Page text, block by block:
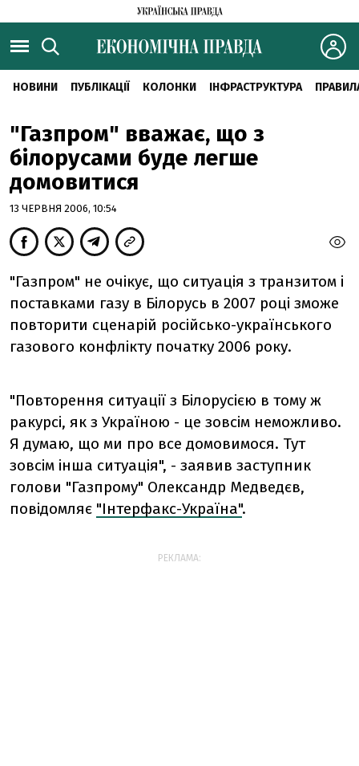
НОВИНИ ПУБЛІКАЦІЇ КОЛОНКИ ІНФРАСТРУКТУРА
"Газпром" вважає, що з
білорусами буде легше
домовитися
13 ЧЕРВНЯ 2006, 10:54
"Газпром" не очікує, що ситуація з транзитом і
поставками газу в Білорусь в 2007 році зможе
повторити сценарій російсько-українського
газового конфлікту початку 2006 року.
"Повторення ситуації з Білорусією в тому ж
ракурсі, як з Україною - це зовсім неможливо.
Я думаю, що ми про все домовимося. Тут
зовсім інша ситуація", - заявив заступник
голови "Газпрому" Олександр Медведєв,
повідомляє "Інтерфакс-Україна".
РЕКЛАМА: